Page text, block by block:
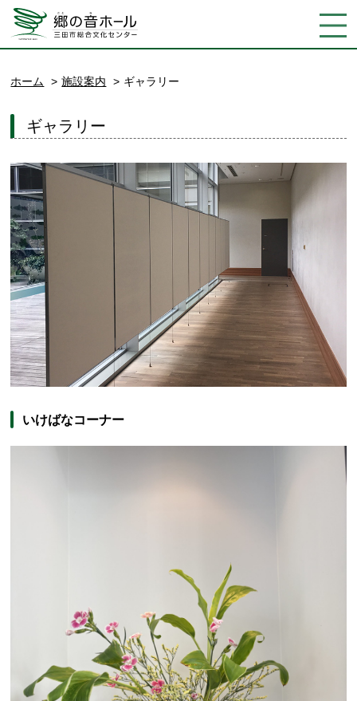
ホーム 施設案内 ギャラリー
ギャラリー
いけばなコーナー